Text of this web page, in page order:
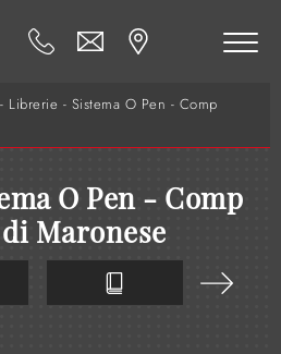
- Librerie - Sistema O Pen - Comp
O Pen - Comp
di Maronese